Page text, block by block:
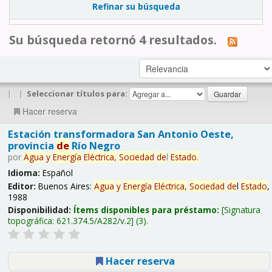
Refinar su búsqueda
Su búsqueda retornó 4 resultados.
| | Seleccionar títulos para:
Hacer reserva
Estación transformadora San Antonio Oeste,
provincia deRío Negro
por Agua y Energía Eléctrica, Sociedad del Estado.
Idioma: Español
Editor: Buenos Aires: Agua y Energía Eléctrica, Sociedad del Estado,
1988
Disponibilidad: Ítems disponibles para préstamo: Signatura
topográfica: 621.374.5/A282/v.2 (3).
Hacer reserva